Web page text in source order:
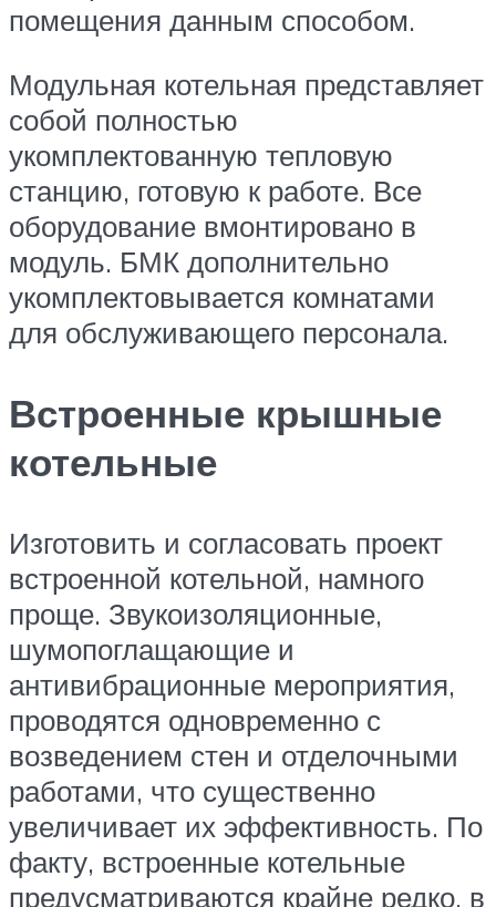
помещения данным способом.
Модульная котельная представляет
собой полностью
укомплектованную тепловую
станцию, готовую к работе. Все
оборудование вмонтировано в
модуль. БМК дополнительно
укомплектовывается комнатами
для обслуживающего персонала.
Встроенные крышные
котельные
Изготовить и согласовать проект
встроенной котельной, намного
проще. Звукоизоляционные,
шумопоглащающие и
антивибрационные мероприятия,
проводятся одновременно с
возведением стен и отделочными
работами, что существенно
увеличивает их эффективность. По
факту, встроенные котельные
предусматриваются крайне редко, в